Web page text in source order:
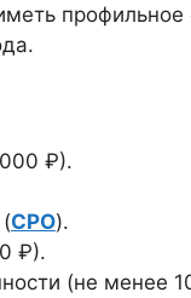
₽).
СРО).
₽).
(не менее